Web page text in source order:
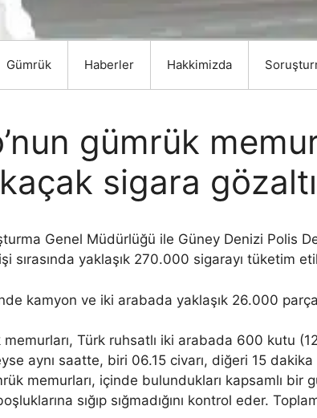
Gümrük Haberler Hakkimizda
gümrük
sigara
Genel Müdürlüğü ile Güney Denizi Polis
sırasında yaklaşık 270.000 sigarayı tüketim
kamyon ve iki arabada yaklaşık 26.000
Türk ruhsatlı iki arabada 600 kutu
aynı saatte, biri 06.15 civarı, diğeri 15
memurları, içinde bulundukları kapsamlı bir
sığıp sığmadığını kontrol eder.